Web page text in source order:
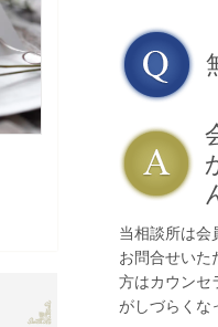
当相談所は会
お問合せいた
方はカウンセ
がしづらくな